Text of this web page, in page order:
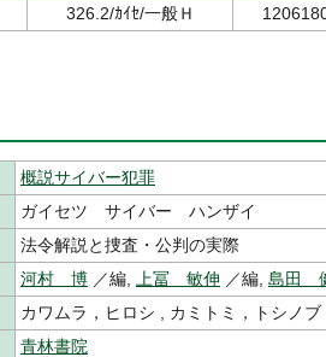
326.2/ｶｲｾ/一般Ｈ
概説サイバー犯罪
ガイセツ サイバー ハンザイ
法令解説と捜査・公判の実際
河村 博 ／編, 上冨 敏伸 ／編, 島田
カワムラ，ヒロシ , カミトミ，トシノ
青林書院